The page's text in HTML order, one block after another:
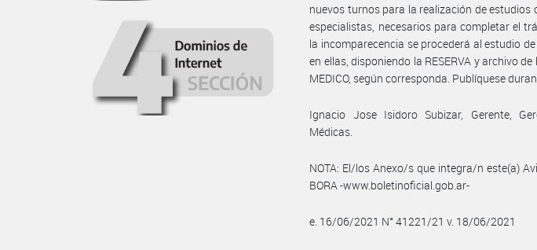
nuevos turnos para la realización de
especialistas, necesarios para completar el
la incomparecencia se procederá al estudio
en ellas, disponiendo la RESERVA y archivo
MEDICO, según corresponda. Publíquese
Ignacio Jose Isidoro Subizar, Gerente,
Médicas.
NOTA: El/los Anexo/s que integra/n este(a)
BORA -www.boletinoficial.gob.ar-
e. 16/06/2021 N° 41221/21 v. 18/06/2021